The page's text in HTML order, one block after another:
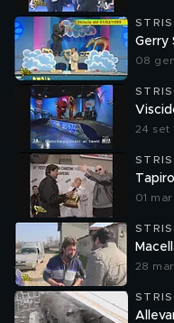
Gerry
08
24 set
01
28